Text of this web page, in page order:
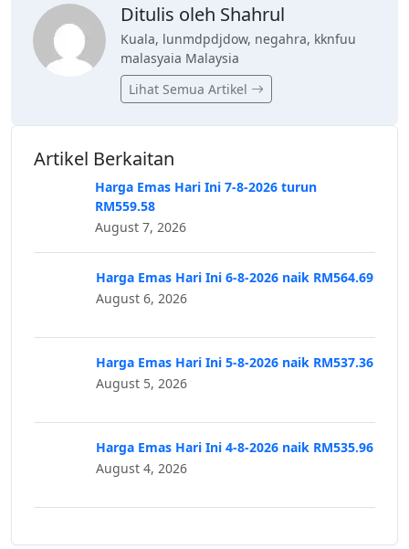
Ditulis oleh Shahrul
Kuala, lunmdpdjdow, negahra, kknfuu
malasyaia Malaysia
Lihat Semua Artikel
Artikel Berkaitan
Harga Emas Hari Ini 7-8-2026 turun
RM559.58
August 7, 2026
Harga Emas Hari Ini 6-8-2026 naik RM564.69
August 6, 2026
Harga Emas Hari Ini 5-8-2026 naik RM537.36
August 5, 2026
Harga Emas Hari Ini 4-8-2026 naik RM535.96
August 4, 2026